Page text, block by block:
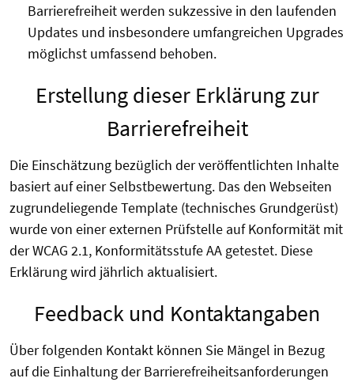
Barrierefreiheit werden sukzessive in den laufenden
Updates und insbesondere umfangreichen Upgrades
möglichst umfassend behoben.
Erstellung dieser Erklärung zur
Barrierefreiheit
Die Einschätzung bezüglich der veröffentlichten Inhalte
basiert auf einer Selbstbewertung. Das den Webseiten
zugrundeliegende Template (technisches Grundgerüst)
wurde von einer externen Prüfstelle auf Konformität mit
der WCAG 2.1, Konformitätsstufe AA getestet. Diese
Erklärung wird jährlich aktualisiert.
Feedback und Kontaktangaben
Über folgenden Kontakt können Sie Mängel in Bezug
auf die Einhaltung der Barrierefreiheitsanforderungen